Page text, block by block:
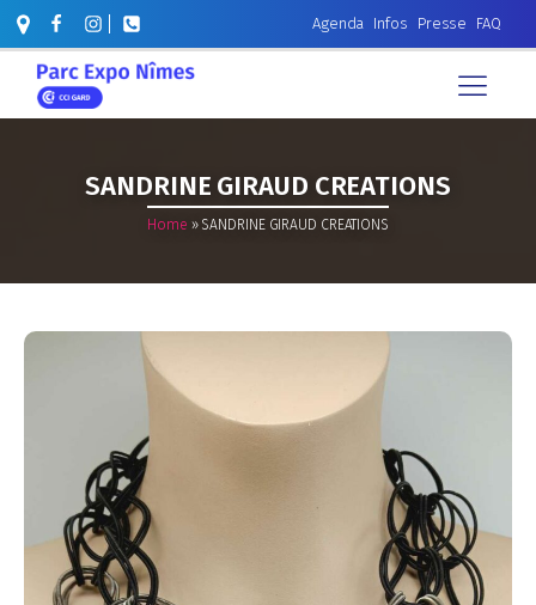
Agenda Infos Presse FAQ
SANDRINE GIRAUD CREATIONS
Home » SANDRINE GIRAUD CREATIONS